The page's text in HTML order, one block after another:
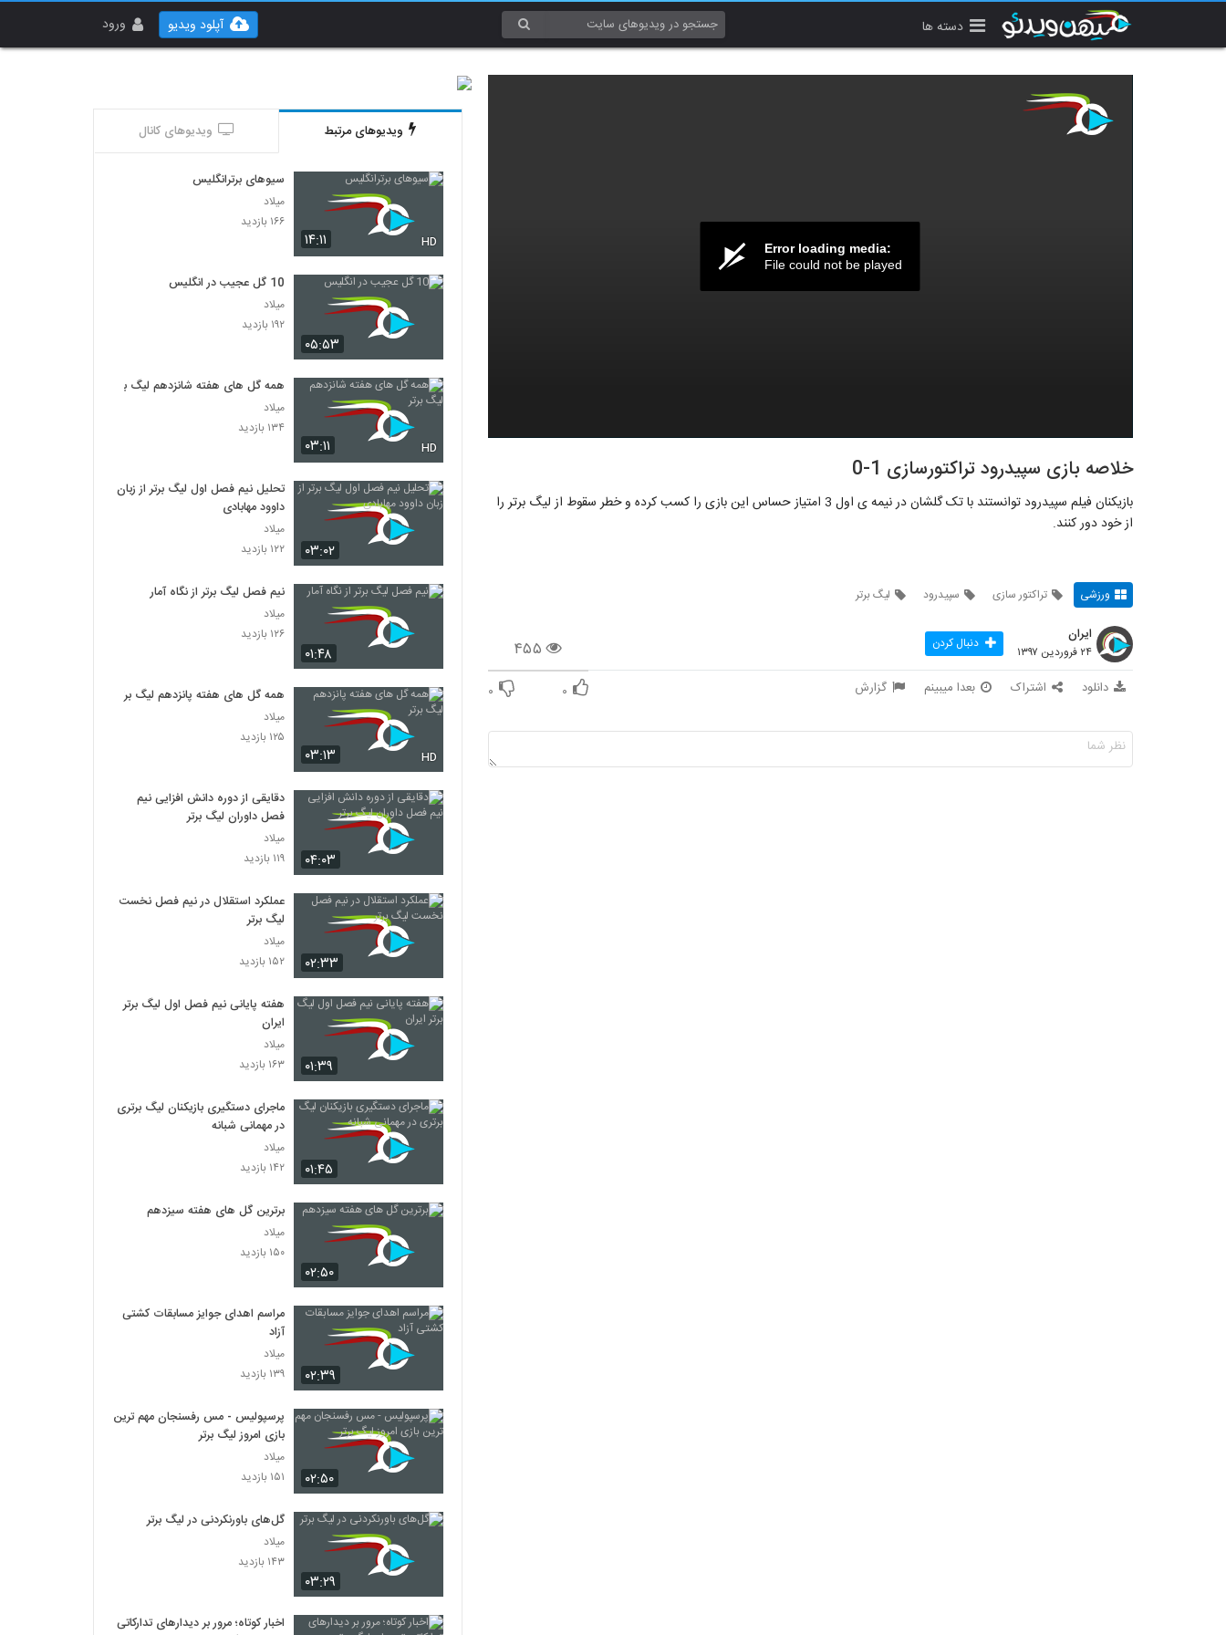
دسته ها ورود آپلود ویدیو
Error loading media:
File could not be played
خلاصه بازی سپیدرود تراکتورسازی 1-0
بازیکنان فیلم سپیدرود توانستند با تک گلشان در نیمه ی اول 3 امتیاز حساس این بازی را کسب کرده و خطر سقوط از لیگ برتر را
از خود دور کنند.
ورزشی تراکتور سازی سپیدرود لیگ برتر
۴۵۵
ایران
۲۴ فروردین ۱۳۹۷ دنبال کردن
دانلود اشتراک بعدا میبینم گزارش ۰ ۰
ویدیوهای مرتبط ویدیوهای کانال
۱۴:۱۱ HD
سیوهای برترانگلیس
میلاد
۱۶۶ بازدید
۰۵:۵۳
10 گل عجیب در انگلیس
میلاد
۱۹۲ بازدید
۰۳:۱۱ HD
همه گل های هفته شانزدهم لیگ برتر
میلاد
۱۳۴ بازدید
۰۳:۰۲
تحلیل نیم فصل اول لیگ برتر از زبان
داوود مهابادی
میلاد
۱۲۲ بازدید
۰۱:۴۸
نیم فصل لیگ برتر از نگاه آمار
میلاد
۱۲۶ بازدید
۰۳:۱۳ HD
همه گل های هفته پانزدهم لیگ برتر
میلاد
۱۲۵ بازدید
۰۴:۰۳
دقایقی از دوره دانش افزایی نیم
فصل داوران لیگ برتر
میلاد
۱۱۹ بازدید
۰۲:۳۳
عملکرد استقلال در نیم فصل نخست
لیگ برتر
میلاد
۱۵۲ بازدید
۰۱:۳۹
هفته پایانی نیم فصل اول لیگ برتر
ایران
میلاد
۱۶۳ بازدید
۰۱:۴۵
ماجرای دستگیری بازیکنان لیگ برتری
در مهمانی شبانه
میلاد
۱۴۲ بازدید
۰۲:۵۰
برترین گل های هفته سیزدهم
میلاد
۱۵۰ بازدید
۰۲:۳۹
مراسم اهدای جوایز مسابقات کشتی
آزاد
میلاد
۱۳۹ بازدید
۰۲:۵۰
پرسپولیس - مس رفسنجان مهم ترین
بازی امروز لیگ برتر
میلاد
۱۵۱ بازدید
۰۳:۲۹
گل‌های باورنکردنی در لیگ برتر
میلاد
۱۴۳ بازدید
اخبار کوتاه؛ مرور بر دیدارهای تدارکاتی